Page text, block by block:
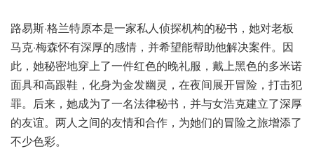
路易斯·格兰特原本是一家私人侦探机构的秘书，她对老板
马克·梅森怀有深厚的感情，并希望能帮助他解决案件。因
此，她秘密地穿上了一件红色的晚礼服，戴上黑色的多米诺
面具和高跟鞋，化身为金发幽灵，在夜间展开冒险，打击犯
罪。后来，她成为了一名法律秘书，并与女浩克建立了深厚
的友谊。两人之间的友情和合作，为她们的冒险之旅增添了
不少色彩。